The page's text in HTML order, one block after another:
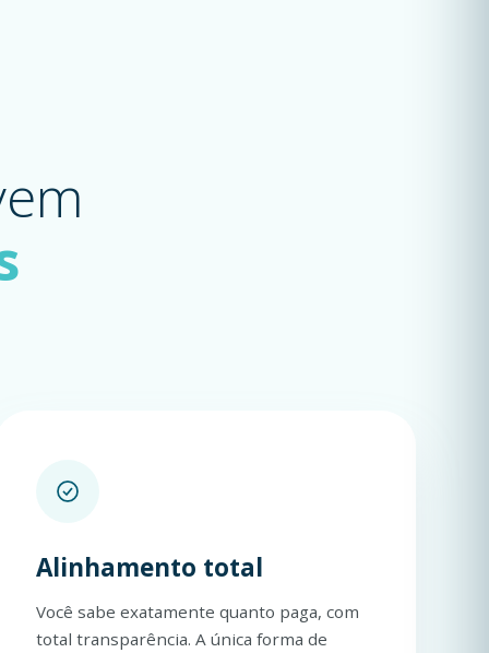
Alinhamento total
Você sabe exatamente quanto paga, com
total transparência. A única forma de